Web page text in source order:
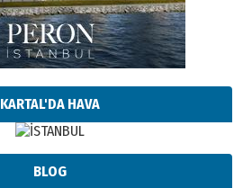
KARTAL'DA HAVA
BLOG